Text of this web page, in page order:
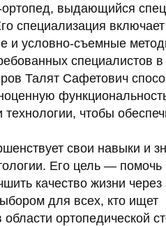
выдающийся
специализация
и условно-съемные
специалистов в
Талят Сафетович
чтобы
свои навыки и
Его цель — помочь
качество жизни
для всех, кто ищет
ортопедической